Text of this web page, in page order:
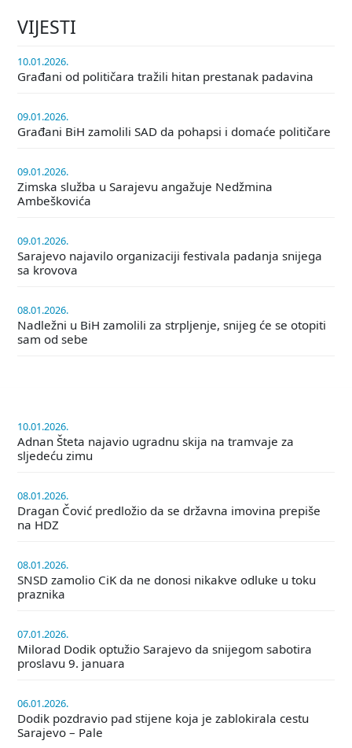
VIJESTI
10.01.2026.
Građani od političara tražili hitan prestanak padavina
09.01.2026.
Građani BiH zamolili SAD da pohapsi i domaće političare
09.01.2026.
Zimska služba u Sarajevu angažuje Nedžmina
Ambeškovića
09.01.2026.
Sarajevo najavilo organizaciji festivala padanja snijega
sa krovova
08.01.2026.
Nadležni u BiH zamolili za strpljenje, snijeg će se otopiti
sam od sebe
10.01.2026.
Adnan Šteta najavio ugradnu skija na tramvaje za
sljedeću zimu
08.01.2026.
Dragan Čović predložio da se državna imovina prepiše
na HDZ
08.01.2026.
SNSD zamolio CiK da ne donosi nikakve odluke u toku
praznika
07.01.2026.
Milorad Dodik optužio Sarajevo da snijegom sabotira
proslavu 9. januara
06.01.2026.
Dodik pozdravio pad stijene koja je zablokirala cestu
Sarajevo – Pale